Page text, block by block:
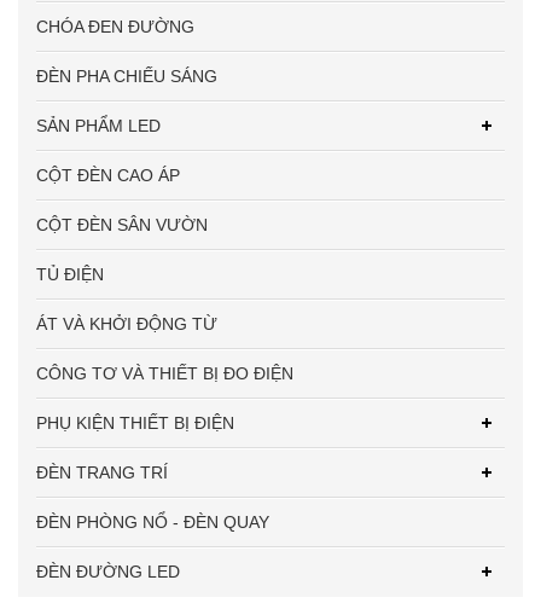
CHÓA ĐEN ĐƯỜNG
ĐÈN PHA CHIẾU SÁNG
SẢN PHẨM LED
CỘT ĐÈN CAO ÁP
CỘT ĐÈN SÂN VƯỜN
TỦ ĐIỆN
ÁT VÀ KHỞI ĐỘNG TỪ
CÔNG TƠ VÀ THIẾT BỊ ĐO ĐIỆN
PHỤ KIỆN THIẾT BỊ ĐIỆN
ĐÈN TRANG TRÍ
ĐÈN PHÒNG NỔ - ĐÈN QUAY
ĐÈN ĐƯỜNG LED